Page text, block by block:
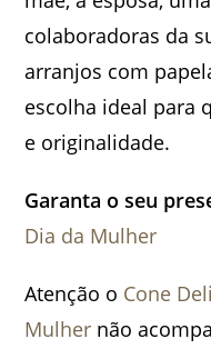
colaboradoras da
arranjos com
escolha ideal para
e originalidade.
Garanta o seu
Dia da Mulher
Atenção o Cone
Mulher não